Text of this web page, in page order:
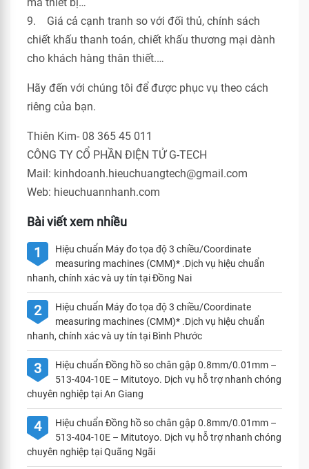
9. Giá cả cạnh tranh so với đối thủ, chính sách
chiết khấu thanh toán, chiết khấu thương mại dành
cho khách hàng thân thiết.…
Hãy đến với chúng tôi để được phục vụ theo cách
riêng của bạn.
Thiên Kim- 08 365 45 011
CÔNG TY CỔ PHẦN ĐIỆN TỬ G-TECH
Mail: kinhdoanh.hieuchuangtech@gmail.com
Web: hieuchuannhanh.com
Bài viết xem nhiều
1
Hiệu chuẩn Máy đo tọa độ 3 chiều/Coordinate
measuring machines (CMM)* .Dịch vụ hiệu chuẩn
nhanh, chính xác và uy tín tại Đồng Nai
2
Hiệu chuẩn Máy đo tọa độ 3 chiều/Coordinate
measuring machines (CMM)* .Dịch vụ hiệu chuẩn
nhanh, chính xác và uy tín tại Bình Phước
3
Hiệu chuẩn Đồng hồ so chân gập 0.8mm/0.01mm –
513-404-10E – Mitutoyo. Dịch vụ hỗ trợ nhanh chóng
chuyên nghiệp tại An Giang
4
Hiệu chuẩn Đồng hồ so chân gập 0.8mm/0.01mm –
513-404-10E – Mitutoyo. Dịch vụ hỗ trợ nhanh chóng
chuyên nghiệp tại Quãng Ngãi